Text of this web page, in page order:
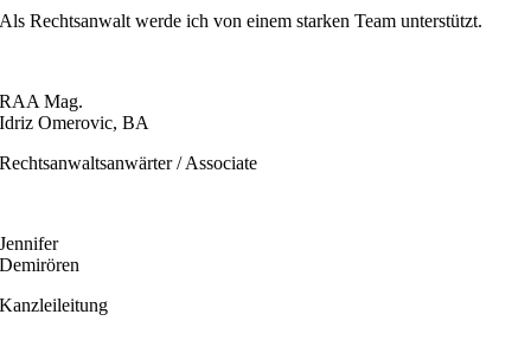
Als Rechtsanwalt werde ich von einem starken Team unterstützt.
RAA Mag.
Idriz Omerovic, BA
Rechtsanwaltsanwärter / Associate
Jennifer
Demirören
Kanzleileitung